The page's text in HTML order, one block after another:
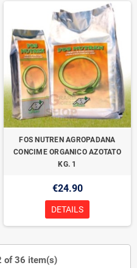
FOS NUTREN AGROPADANA
CONCIME ORGANICO AZOTATO
KG. 1
€24.90
DETAILS
of 36 item(s)